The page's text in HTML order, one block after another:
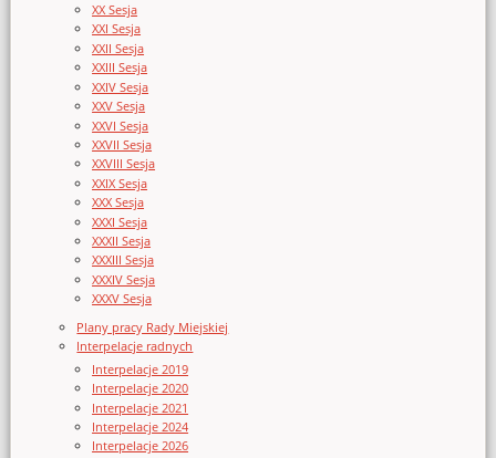
XX Sesja
XXI Sesja
XXII Sesja
XXIII Sesja
XXIV Sesja
XXV Sesja
XXVI Sesja
XXVII Sesja
XXVIII Sesja
XXIX Sesja
XXX Sesja
XXXI Sesja
XXXII Sesja
XXXIII Sesja
XXXIV Sesja
XXXV Sesja
Plany pracy Rady Miejskiej
Interpelacje radnych
Interpelacje 2019
Interpelacje 2020
Interpelacje 2021
Interpelacje 2024
Interpelacje 2026